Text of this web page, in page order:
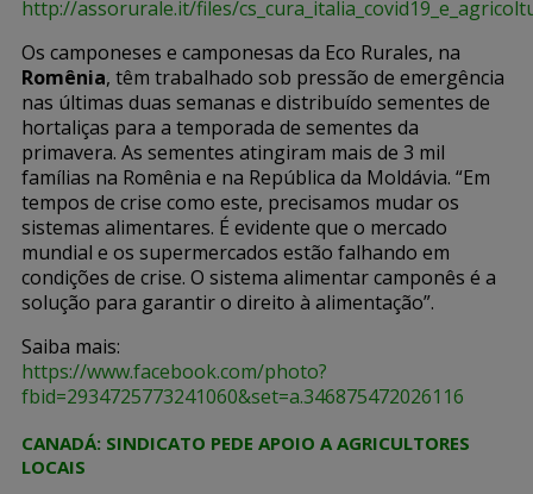
http://assorurale.it/files/
Os camponeses e camponesas da Eco Rurales, na
Romênia, têm trabalhado sob pressão de emergência
nas últimas duas semanas e distribuído sementes de
hortaliças para a temporada de sementes da
primavera. As sementes atingiram mais de 3 mil
famílias na Romênia e na República da Moldávia. “Em
tempos de crise como este, precisamos mudar os
sistemas alimentares. É evidente que o mercado
mundial e os supermercados estão falhando em
condições de crise. O sistema alimentar camponês é a
solução para garantir o direito à alimentação”.
Saiba mais:
https://www.facebook.com/photo?
fbid=2934725773241060&set=a.346875472026116
CANADÁ: SINDICATO PEDE APOIO A AGRICULTORES
LOCAIS